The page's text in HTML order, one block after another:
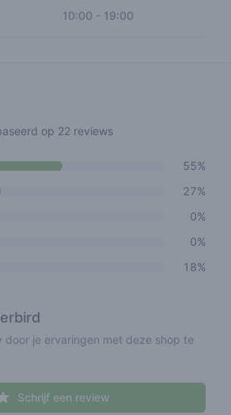
10:00 - 19:00
op 22 reviews
55%
27%
0%
0%
18%
door je ervaringen met deze shop te
Schrijf een review